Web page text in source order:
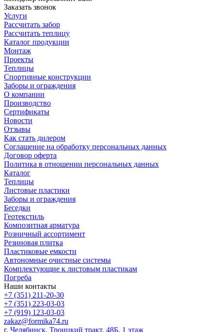
Заказать звонок
Услуги
Рассчитать забор
Рассчитать теплицу
Каталог продукции
Монтаж
Проекты
Теплицы
Спортивные конструкции
Заборы и ограждения
О компании
Производство
Сертификаты
Новости
Отзывы
Как стать дилером
Соглашение на обработку персональных данных
Договор оферта
Политика в отношении персональных данных
Каталог
Теплицы
Листовые пластики
Заборы и ограждения
Беседки
Геотекстиль
Композитная арматура
Розничный ассортимент
Резиновая плитка
Пластиковые емкости
Автономные очистные системы
Комплектующие к листовым пластикам
Погреба
Наши контакты
+7 (351) 211-20-30
+7 (351) 223-03-03
+7 (919) 123-03-03
zakaz@formika74.ru
г. Челябинск, Троицкий тракт, 48Б, 1 этаж